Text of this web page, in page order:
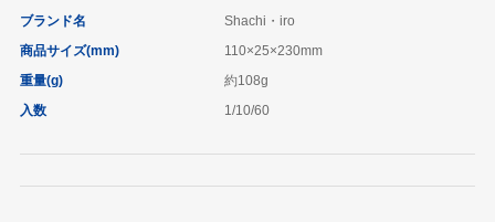
ブランド名
Shachi・iro
商品サイズ(mm)
110×25×230mm
重量(g)
約108g
入数
1/10/60